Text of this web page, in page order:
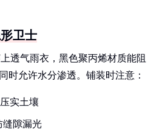
卫士
透气雨衣，黑色聚丙烯材质能阻
时允许水分渗透。铺装时注意：
实土壤
缝隙漏光